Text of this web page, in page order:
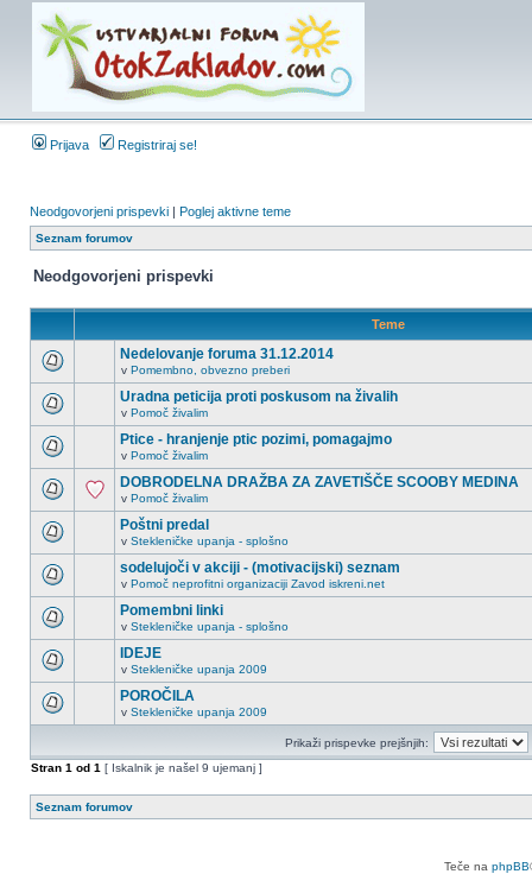
Prijava Registriraj se!
Neodgovorjeni prispevki | Poglej aktivne teme
Seznam forumov
Neodgovorjeni prispevki
Teme
Nedelovanje foruma 31.12.2014
v Pomembno, obvezno preberi
Uradna peticija proti poskusom na živalih
v Pomoč živalim
Ptice - hranjenje ptic pozimi, pomagajmo
v Pomoč živalim
DOBRODELNA DRAŽBA ZA ZAVETIŠČE SCOOBY MEDINA
v Pomoč živalim
Poštni predal
v Stekleničke upanja - splošno
sodelujoči v akciji - (motivacijski) seznam
v Pomoč neprofitni organizaciji Zavod iskreni.net
Pomembni linki
v Stekleničke upanja - splošno
IDEJE
v Stekleničke upanja 2009
POROČILA
v Stekleničke upanja 2009
Prikaži prispevke prejšnjih:
Stran 1 od 1 [ Iskalnik je našel 9 ujemanj ]
Seznam forumov
Teče na phpBB